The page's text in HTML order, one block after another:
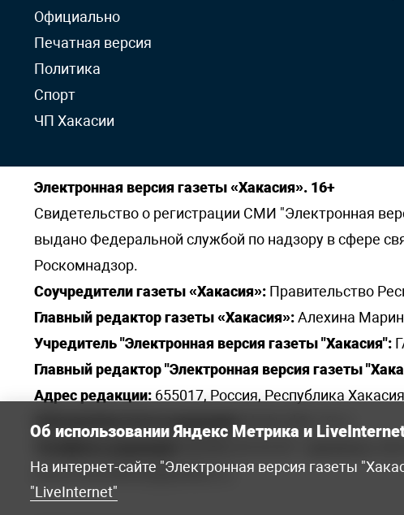
Официально
Печатная версия
Политика
Спорт
ЧП Хакасии
Электронная версия газеты «Хакасия». 16+
Свидетельство о регистрации СМИ "Электронная
выдано Федеральной службой по надзору в сфере
Роскомнадзор.
Соучредители газеты «Хакасия»: Правительство
Главный редактор газеты «Хакасия»:Алехина
Учредитель "Электронная версия газеты "Хакасия":
Главный редактор "Электронная версия газеты
Адрес редакции: 655017, Россия, Республика
Электронная почта редакции: khakred@r-19.ru
elena.s.korotkowa@yandex.ru.
Об использовании Яндекс Метрика и
На интернет-сайте "Электронная версия газеты
"LiveInternet"